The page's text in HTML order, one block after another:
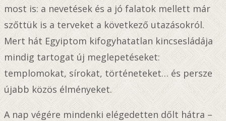
most is: a nevetések és a jó falatok mellett már
szőttük is a terveket a következő utazásokról.
Mert hát Egyiptom kifogyhatatlan kincsesládája
mindig tartogat új meglepetéseket:
templomokat, sírokat, történeteket… és persze
újabb közös élményeket.
A nap végére mindenki elégedetten dőlt hátra –